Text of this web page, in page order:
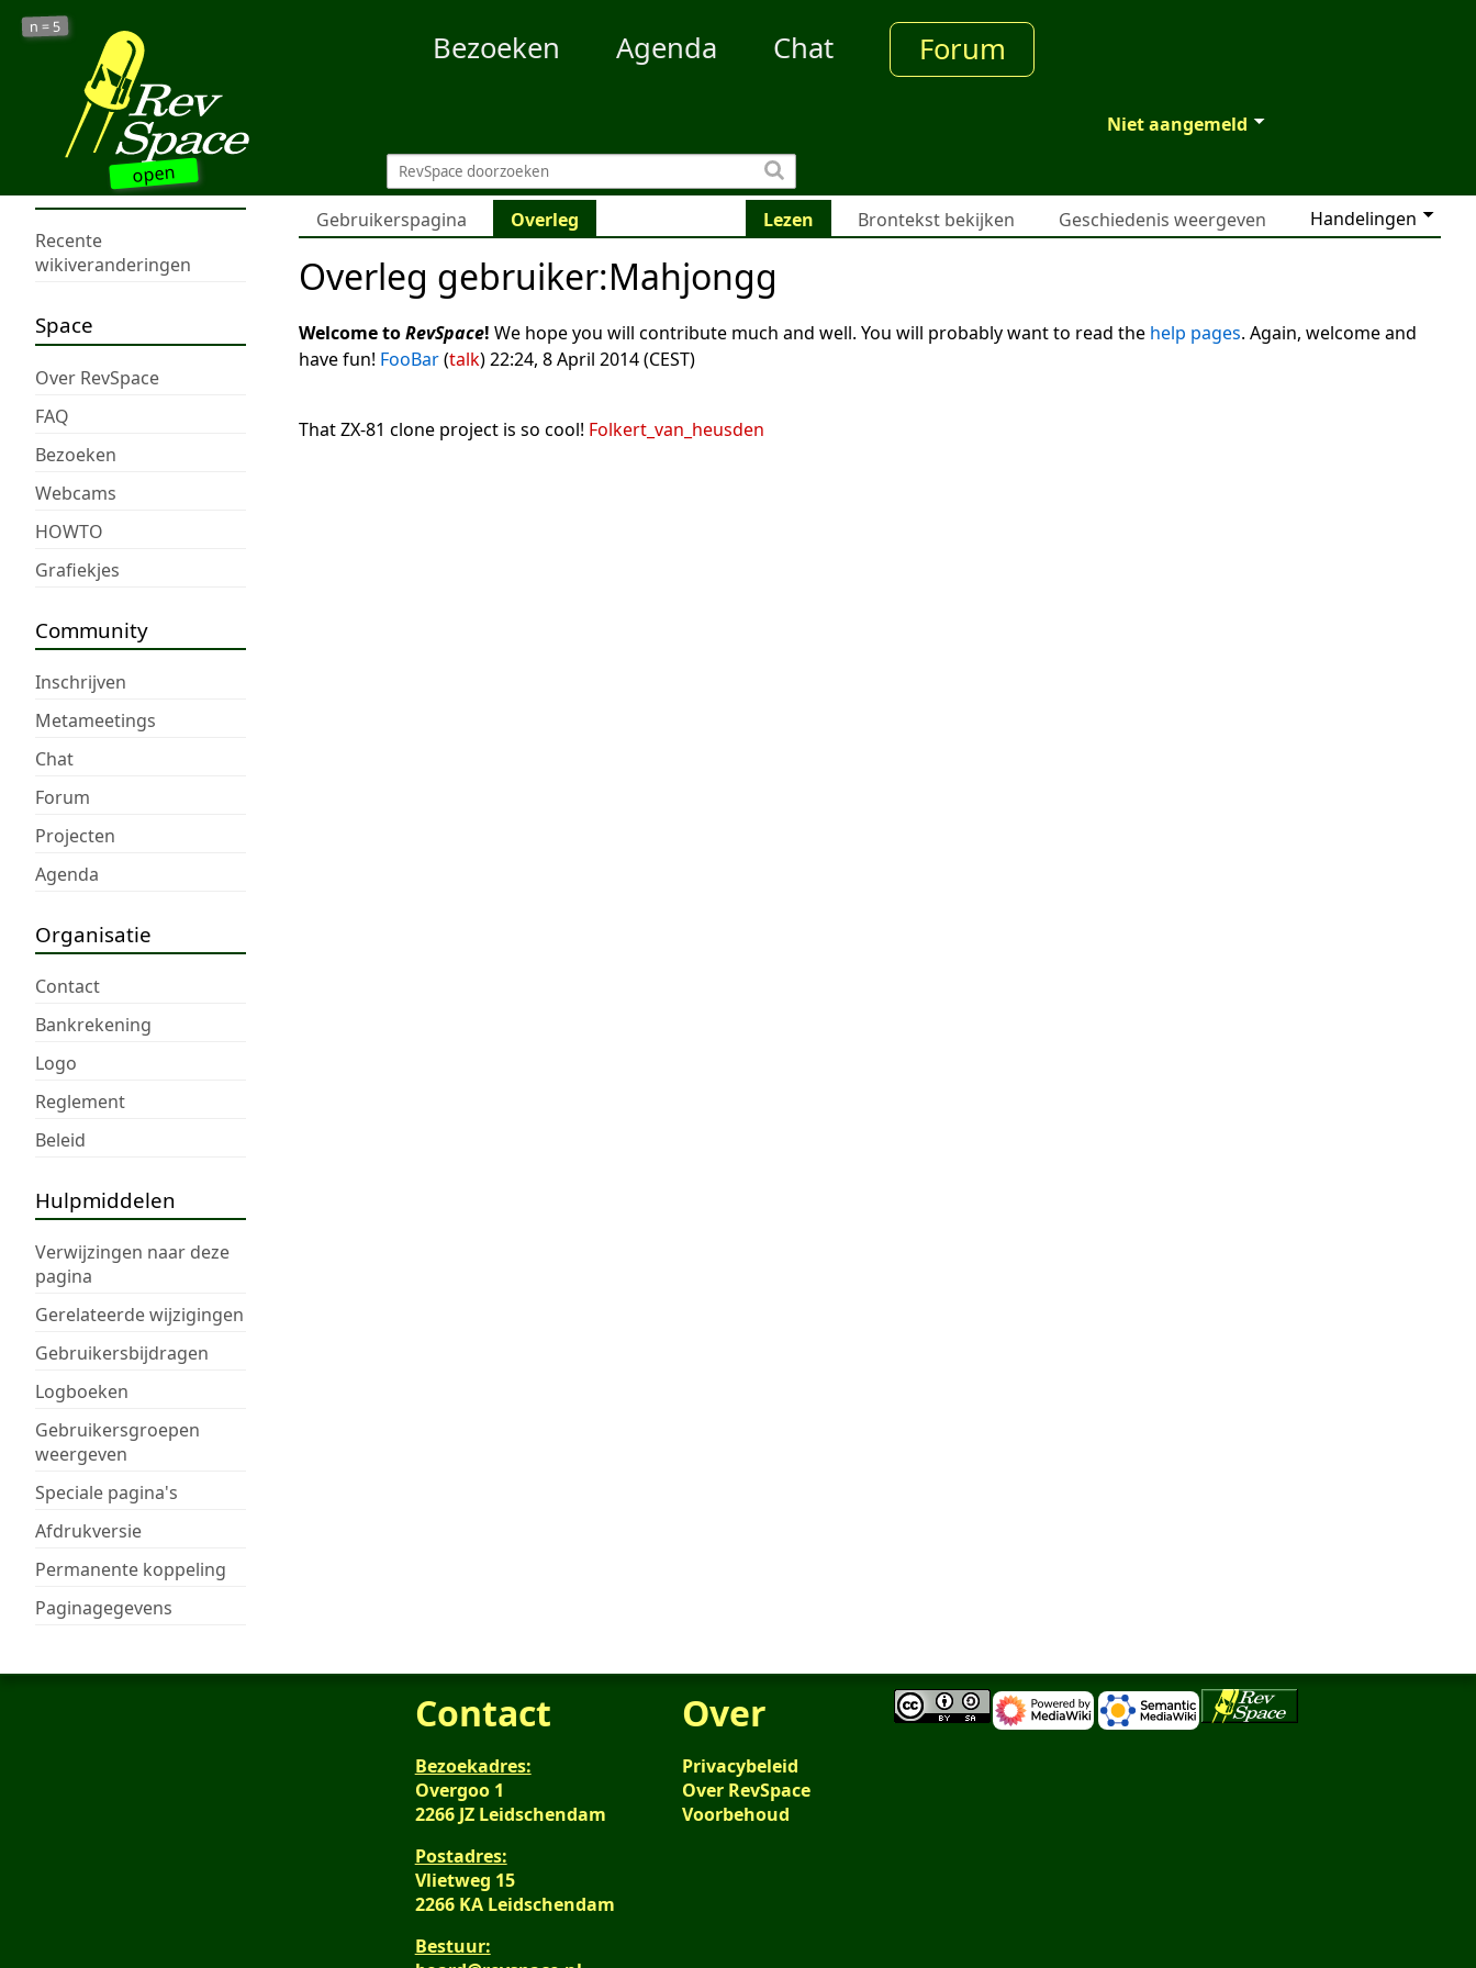
open
n = 5
Bezoeken Agenda Chat Forum
Niet aangemeld
Recente
wikiveranderingen
Space
Over RevSpace
FAQ
Bezoeken
Webcams
HOWTO
Grafiekjes
Community
Inschrijven
Metameetings
Chat
Forum
Projecten
Agenda
Organisatie
Contact
Bankrekening
Logo
Reglement
Beleid
Hulpmiddelen
Verwijzingen naar deze
pagina
Gerelateerde wijzigingen
Gebruikersbijdragen
Logboeken
Gebruikersgroepen
weergeven
Speciale pagina's
Afdrukversie
Permanente koppeling
Paginagegevens
Gebruikerspagina Overleg Handelingen
Lezen Brontekst bekijken Geschiedenis weergeven
Overleg gebruiker:Mahjongg
Welcome toRevSpace! We hope you will contribute much and well. You will probably want to read the help pages. Again, welcome and
have fun! FooBar(talk) 22:24, 8 April 2014 (CEST)
That ZX-81 clone project is so cool! Folkert_van_heusden
Contact
Bezoekadres:
Overgoo 1
2266 JZ Leidschendam
Postadres:
Vlietweg 15
2266 KA Leidschendam
Bestuur:
Over
Privacybeleid
Over RevSpace
Voorbehoud